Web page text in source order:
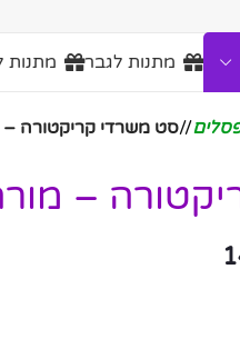
מתנות לגבר מתנות
/ סט משרדי קריקטורה
–